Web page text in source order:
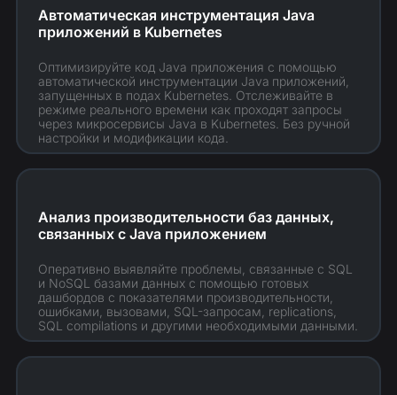
Автоматическая инструментация Java
приложений в Kubernetes
Оптимизируйте код Java приложения с помощью
автоматической инструментации Java приложений,
запущенных в подах Kubernetes. Отслеживайте в
режиме реального времени как проходят запросы
через микросервисы Java в Kubernetes. Без ручной
настройки и модификации кода.
Анализ производительности баз данных,
связанных с Java приложением
Оперативно выявляйте проблемы, связанные с SQL
и NoSQL базами данных с помощью готовых
дашбордов с показателями производительности,
ошибками, вызовами, SQL-запросам, replications,
SQL compilations и другими необходимыми данными.